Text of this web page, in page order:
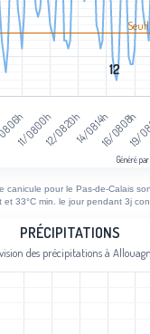
12
12
06h
11/08 00h12/08 20h14/08 14h16/08 08h
19/
Généré
canicule pour le Pas-de-Calais
et 33°C min. le jour pendant 3j
101 bars.
précipitations à
1 X axis displaying
PRÉCIPITATIONS
des précipitations à